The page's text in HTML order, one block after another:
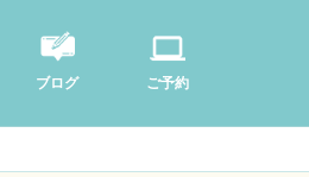
ブログ ご予約